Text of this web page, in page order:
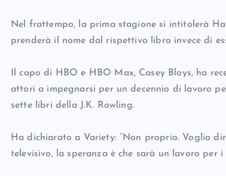
Nel frattempo, la prima stagione si intitolerà
prenderà il nome dal rispettivo libro invece di
Il capo di HBO e HBO Max, Casey Bloys, ha
attori a impegnarsi per un decennio di lavoro
sette libri della J.K. Rowling.
Ha dichiarato a Variety: “Non proprio. Voglio
televisivo, la speranza è che sarà un lavoro per